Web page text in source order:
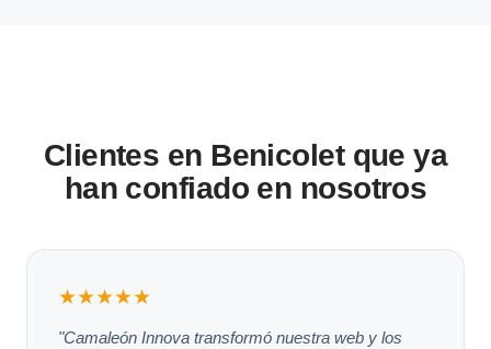
Clientes en Benicolet que ya
han confiado en nosotros
★★★★★
"Camaleón Innova transformó nuestra web y los